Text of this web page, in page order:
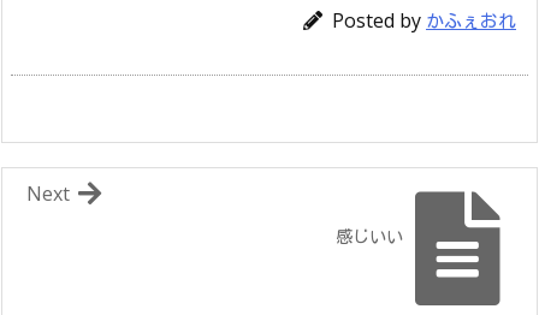
Posted by かふぇおれ
感じいい
Next